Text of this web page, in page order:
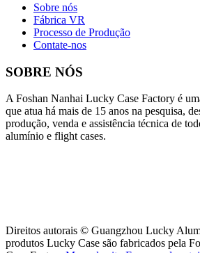
Sobre nós
Fábrica VR
Processo de Produção
Contate-nos
SOBRE NÓS
A Foshan Nanhai Lucky Case Factory é
que atua há mais de 15 anos na pesquisa,
produção, venda e assistência técnica de
alumínio e flight cases.
Direitos autorais © Guangzhou Lucky
produtos Lucky Case são fabricados pela